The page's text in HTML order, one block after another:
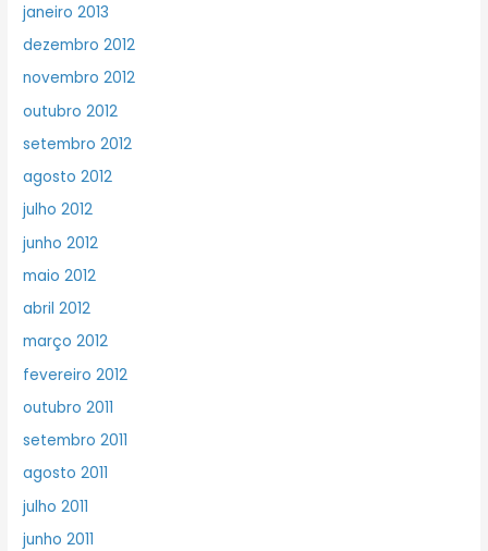
janeiro 2013
dezembro 2012
novembro 2012
outubro 2012
setembro 2012
agosto 2012
julho 2012
junho 2012
maio 2012
abril 2012
março 2012
fevereiro 2012
outubro 2011
setembro 2011
agosto 2011
julho 2011
junho 2011